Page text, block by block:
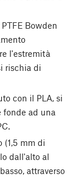
Bowden
l'estremità
rischia di
con il PLA, si
fonde ad una
(1,5 mm di
dall'alto al
attraverso